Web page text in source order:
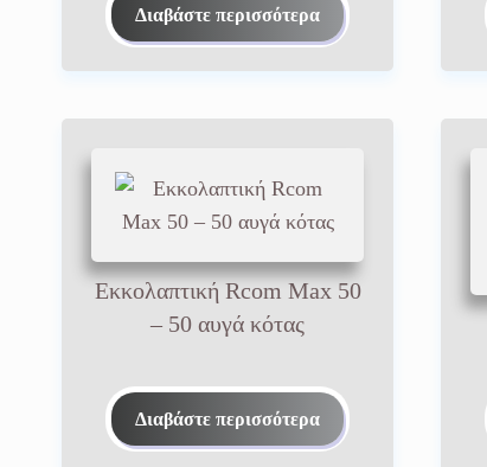
Διαβάστε περισσότερα
Εκκολαπτική Rcom Max 50
– 50 αυγά κότας
Διαβάστε περισσότερα